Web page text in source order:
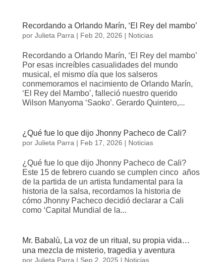
Recordando a Orlando Marín, ‘El Rey del mambo’
por Julieta Parra | Feb 20, 2026 | Noticias
Recordando a Orlando Marín, ‘El Rey del mambo’
Por esas increíbles casualidades del mundo
musical, el mismo día que los salseros
conmemoramos el nacimiento de Orlando Marín,
‘El Rey del Mambo’, falleció nuestro querido
Wilson Manyoma ‘Saoko’. Gerardo Quintero,...
¿Qué fue lo que dijo Jhonny Pacheco de Cali?
por Julieta Parra | Feb 17, 2026 | Noticias
¿Qué fue lo que dijo Jhonny Pacheco de Cali?
Este 15 de febrero cuando se cumplen cinco años
de la partida de un artista fundamental para la
historia de la salsa, recordamos la historia de
cómo Jhonny Pacheco decidió declarar a Cali
como ‘Capital Mundial de la...
Mr. Babalù, La voz de un ritual, su propia vida…
una mezcla de misterio, tragedia y aventura
por Julieta Parra | Sep 2, 2025 | Noticias